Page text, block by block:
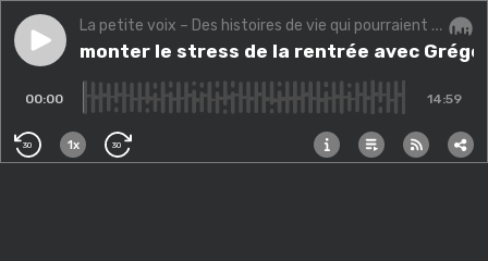
Play episode(Bis) Surmonter le stress de la rentrée avec Grégory
La petite voix – Des histoires de vie qui pourraient changer la vôtre.
Surmonter le stress de la rentrée avec
00:00 14:59
30 1x 30